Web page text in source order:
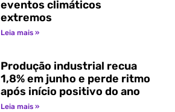
eventos climáticos
extremos
Leia mais »
Produção industrial recua
1,8% em junho e perde ritmo
após início positivo do ano
Leia mais »